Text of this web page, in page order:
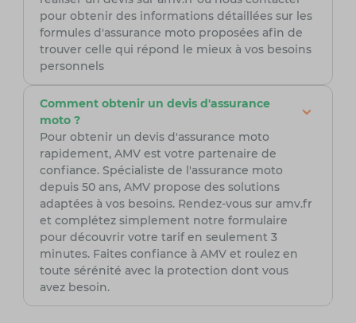
pour obtenir des informations détaillées sur les
formules d'assurance moto proposées afin de
trouver celle qui répond le mieux à vos besoins
personnels
Comment obtenir un devis d'assurance
moto ?
Pour obtenir un devis d'assurance moto
rapidement, AMV est votre partenaire de
confiance. Spécialiste de l'assurance moto
depuis 50 ans, AMV propose des solutions
adaptées à vos besoins. Rendez-vous sur amv.fr
et complétez simplement notre formulaire
pour découvrir votre tarif en seulement 3
minutes. Faites confiance à AMV et roulez en
toute sérénité avec la protection dont vous
avez besoin.